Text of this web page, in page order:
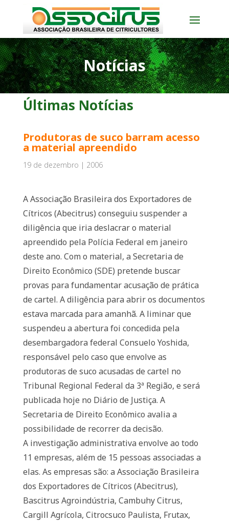
Notícias
Últimas Notícias
Produtoras de suco barram acesso
a material apreendido
19 de dezembro | 2006
A Associação Brasileira dos Exportadores de
Cítricos (Abecitrus) conseguiu suspender a
diligência que iria deslacrar o material
apreendido pela Polícia Federal em janeiro
deste ano. Com o material, a Secretaria de
Direito Econômico (SDE) pretende buscar
provas para fundamentar acusação de prática
de cartel. A diligência para abrir os documentos
estava marcada para amanhã. A liminar que
suspendeu a abertura foi concedida pela
desembargadora federal Consuelo Yoshida,
responsável pelo caso que envolve as
produtoras de suco acusadas de cartel no
Tribunal Regional Federal da 3ª Região, e será
publicada hoje no Diário de Justiça. A
Secretaria de Direito Econômico avalia a
possibilidade de recorrer da decisão.
A investigação administrativa envolve ao todo
11 empresas, além de 15 pessoas associadas a
elas. As empresas são: a Associação Brasileira
dos Exportadores de Cítricos (Abecitrus),
Bascitrus Agroindústria, Cambuhy Citrus,
Cargill Agrícola, Citrocsuco Paulista, Frutax,